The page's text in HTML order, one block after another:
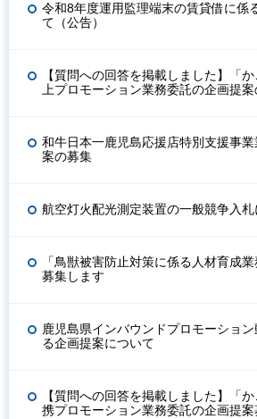
令和8年度運用監理端末の賃貸借に係
て（公告）
【質問への回答を掲載しました】「
上プロモーション業務委託の企画提
和牛日本一鹿児島応援店特別支援事
案の募集
航空灯火配光測定装置の一般競争入札
「鳥獣被害防止対策に係る人材育成
募集します
鹿児島県インバウンドプロモーショ
る企画提案について
【質問への回答を掲載しました】「
携プロモーション業務委託の企画提